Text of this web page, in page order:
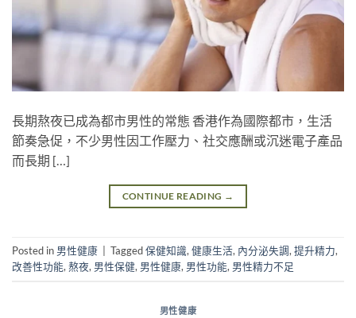
長期熬夜已成為都市男性的常態 香港作為國際都市，生活
節奏急促，不少男性因工作壓力、社交應酬或沉迷電子產品
而長期 […]
CONTINUE READING →
Posted in 男性健康 Tagged保健知識,健康生活, 內分泌失調,提升精力,
改善性功能,熬夜, 男性保健, 男性健康, 男性功能, 男性精力不足
男性健康